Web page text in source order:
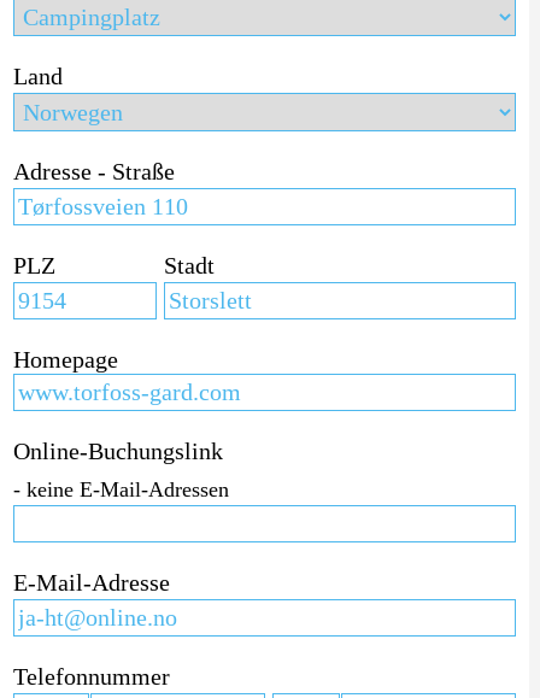
Land
Adresse - Straße
PLZ Stadt
Homepage
Online-Buchungslink
- keine E-Mail-Adressen
E-Mail-Adresse
Telefonnummer